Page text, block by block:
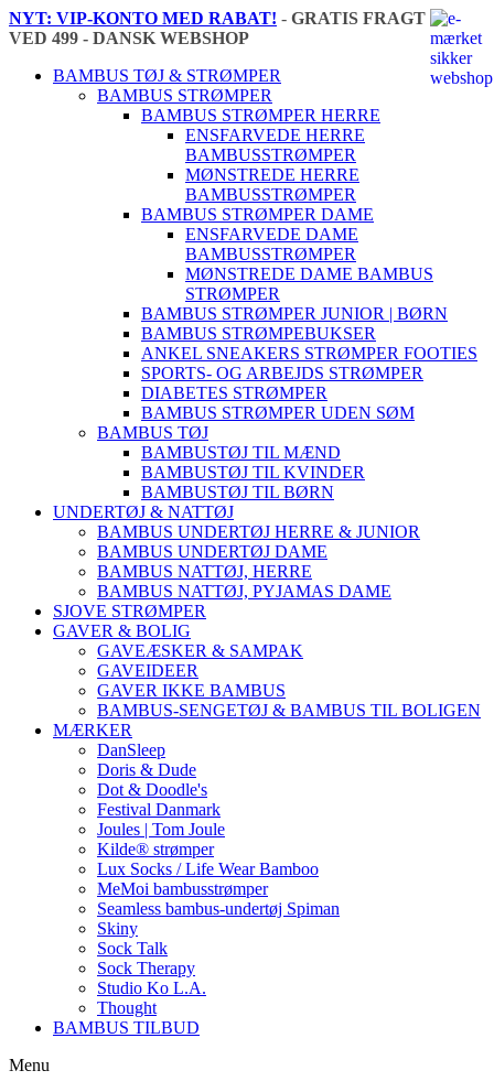
NYT: VIP-KONTO MED RABAT! - GRATIS FRAGT
VED 499 - DANSK WEBSHOP
BAMBUS TØJ & STRØMPER
BAMBUS STRØMPER
BAMBUS STRØMPER HERRE
ENSFARVEDE HERRE
BAMBUSSTRØMPER
MØNSTREDE HERRE
BAMBUSSTRØMPER
BAMBUS STRØMPER DAME
ENSFARVEDE DAME
BAMBUSSTRØMPER
MØNSTREDE DAME BAMBUS
STRØMPER
BAMBUS STRØMPER JUNIOR | BØRN
BAMBUS STRØMPEBUKSER
ANKEL SNEAKERS STRØMPER FOOTIES
SPORTS- OG ARBEJDS STRØMPER
DIABETES STRØMPER
BAMBUS STRØMPER UDEN SØM
BAMBUS TØJ
BAMBUSTØJ TIL MÆND
BAMBUSTØJ TIL KVINDER
BAMBUSTØJ TIL BØRN
UNDERTØJ & NATTØJ
BAMBUS UNDERTØJ HERRE & JUNIOR
BAMBUS UNDERTØJ DAME
BAMBUS NATTØJ, HERRE
BAMBUS NATTØJ, PYJAMAS DAME
SJOVE STRØMPER
GAVER & BOLIG
GAVEÆSKER & SAMPAK
GAVEIDEER
GAVER IKKE BAMBUS
BAMBUS-SENGETØJ & BAMBUS TIL BOLIGEN
MÆRKER
DanSleep
Doris & Dude
Dot & Doodle's
Festival Danmark
Joules | Tom Joule
Kilde® strømper
Lux Socks / Life Wear Bamboo
MeMoi bambusstrømper
Seamless bambus-undertøj Spiman
Skiny
Sock Talk
Sock Therapy
Studio Ko L.A.
Thought
BAMBUS TILBUD
Menu